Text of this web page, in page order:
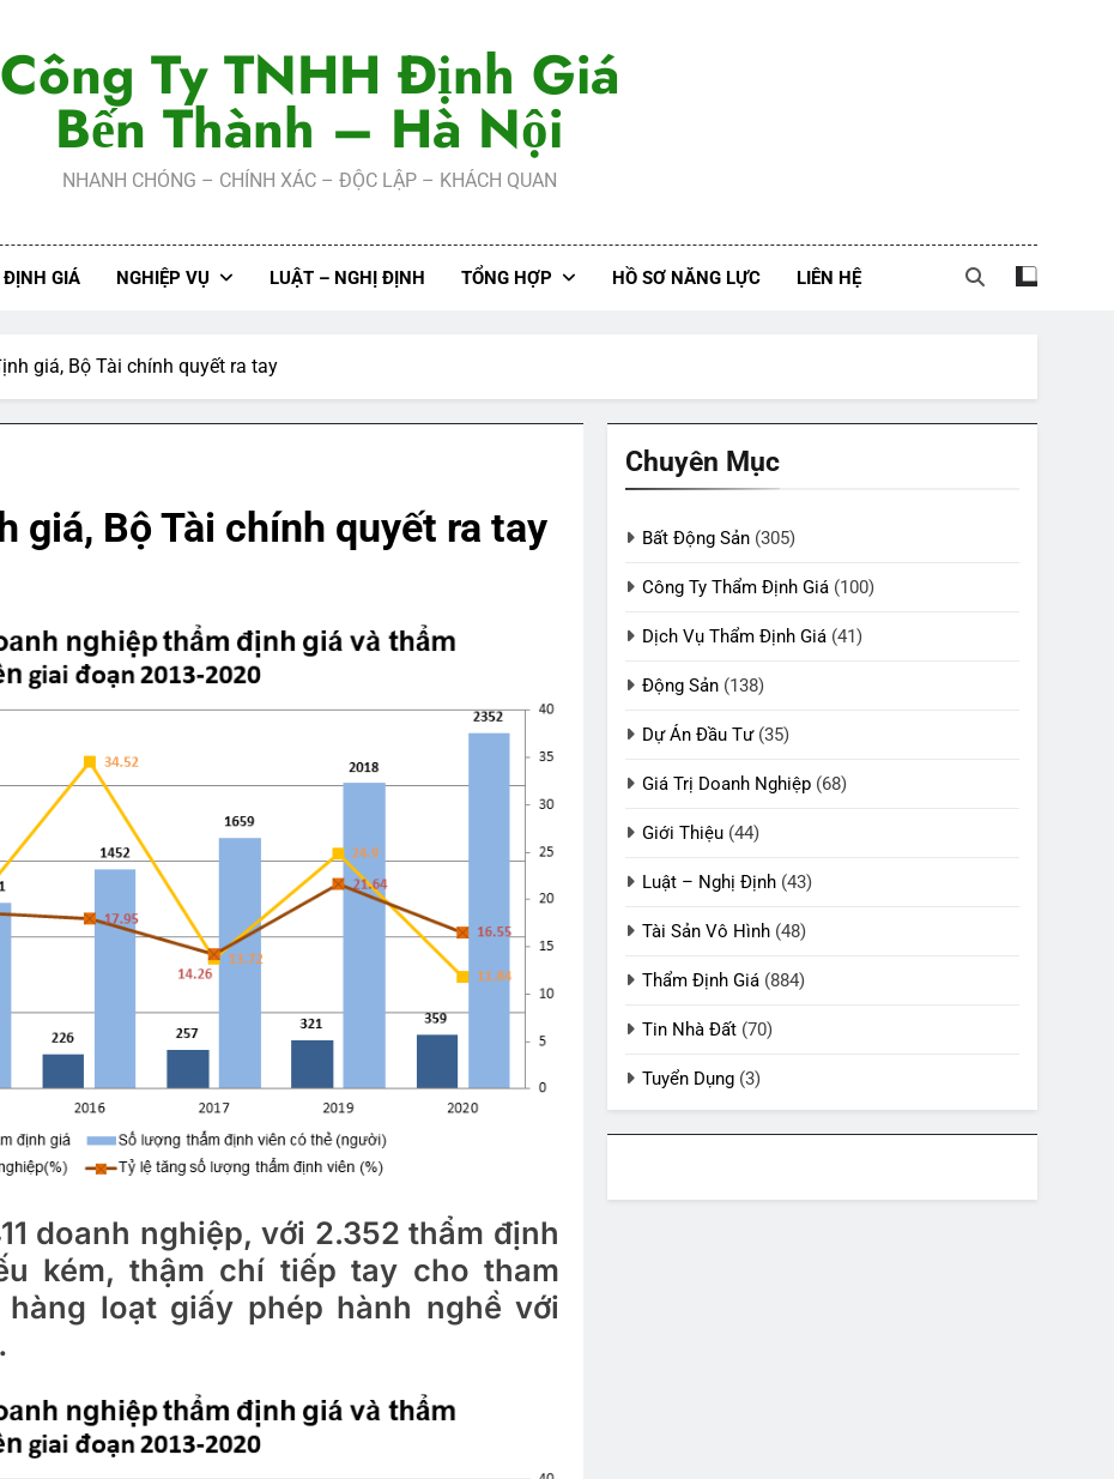
Công Ty TNHH Định Giá
Bến Thành – Hà Nội
NHANH CHÓNG – CHÍNH XÁC – ĐỘC LẬP – KHÁCH QUAN
GIÁ NGHIỆP VỤ LUẬT – NGHỊ ĐỊNH TỔNG HỢP HỒ SƠ NĂNG LỰC LIÊN HỆ
giá, Bộ Tài chính quyết ra tay
giá, Bộ Tài chính quyết ra tay
doanh nghiệp, với 2.352 thẩm định
kém, thậm chí tiếp tay cho tham
loạt giấy phép hành nghề với
Chuyên Mục
Bất Động Sản (305)
Công Ty Thẩm Định Giá (100)
Dịch Vụ Thẩm Định Giá (41)
Động Sản (138)
Dự Án Đầu Tư(35)
Giá Trị Doanh Nghiệp (68)
Giới Thiệu (44)
Luật – Nghị Định (43)
Tài Sản Vô Hình (48)
Thẩm Định Giá (884)
Tin Nhà Đất (70)
Tuyển Dụng (3)